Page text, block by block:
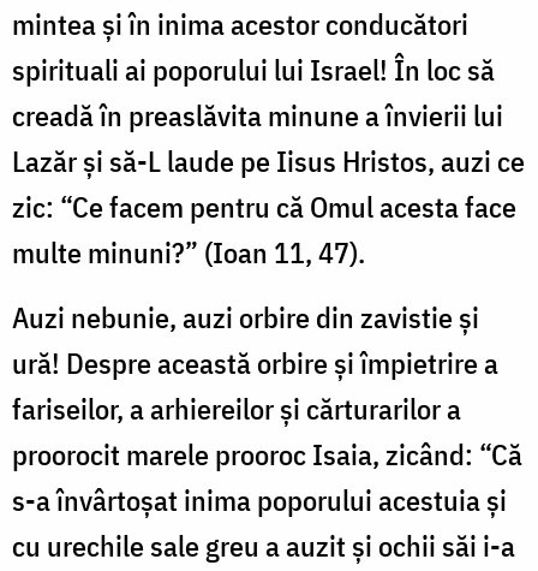
mintea și în inima acestor conducători
spirituali ai poporului lui Israel! În loc să
creadă în preaslăvita minune a învierii lui
Lazăr și să-L laude pe Iisus Hristos, auzi ce
zic: “Ce facem pentru că Omul acesta face
multe minuni?” (Ioan 11, 47).
Auzi nebunie, auzi orbire din zavistie și
ură! Despre această orbire și împietrire a
fariseilor, a arhiereilor și cărturarilor a
proorocit marele prooroc Isaia, zicând: “Că
s-a învârtoșat inima poporului acestuia și
cu urechile sale greu a auzit și ochii săi i-a